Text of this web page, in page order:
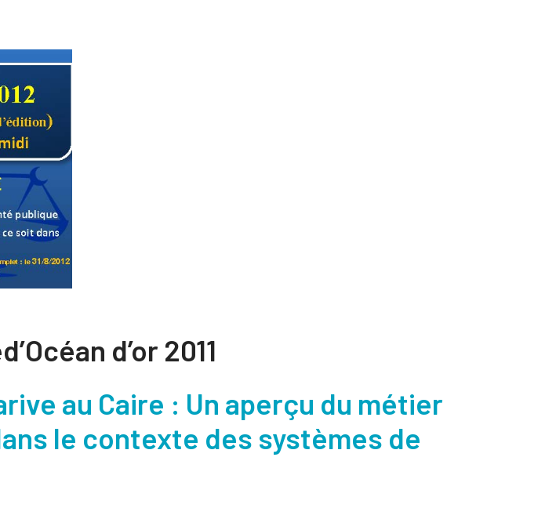
d’or 2011
au Caire : Un aperçu du métier
le contexte des systèmes de